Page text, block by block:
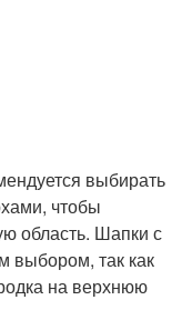
выбирать
чтобы
область. Шапки с
выбором, так как
на верхнюю